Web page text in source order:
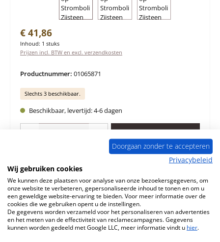
Normale prijs:
€ 41,86
Inhoud: 1 stuks
Prijzen incl. BTW en excl. verzendkosten
Productnummer: 01065871
Slechts 3 beschikbaar.
Beschikbaar, levertijd: 4-6 dagen
Vraag over het product
Doorgaan zonder te accepteren
Privacybeleid
Wij gebruiken cookies
We kunnen deze plaatsen voor analyse van onze bezoekersgegevens, om
onze website te verbeteren, gepersonaliseerde inhoud te tonen en om u
een geweldige website-ervaring te bieden. Voor meer informatie over de
cookies die we gebruiken opent u de instellingen.
De gegevens worden verzameld voor het personaliseren van advertenties
en het meten van de effectiviteit van reclamecampagnes. Gegevens
kunnen worden gedeeld met Google LLC, meer informatie vindt u hier.